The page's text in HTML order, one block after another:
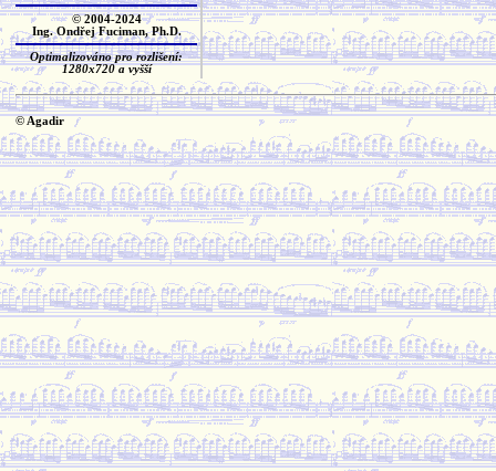
© 2004-2024
Ing. Ondřej Fuciman, Ph.D.
Optimalizováno pro rozlišení:
1280x720 a vyšší
© Agadir